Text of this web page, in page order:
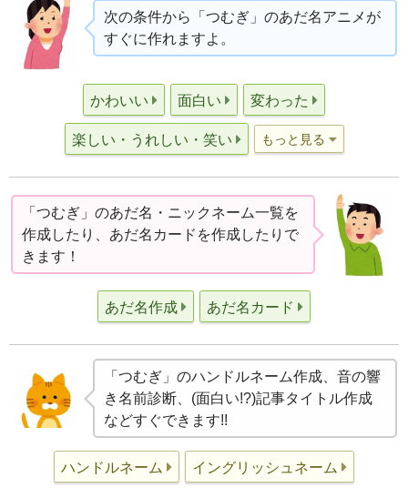
次の条件から「つむぎ」のあだ名アニメが
すぐに作れますよ。
かわいい 面白い 変わった
楽しい・うれしい・笑い もっと見る
「つむぎ」のあだ名・ニックネーム一覧を
作成したり、あだ名カードを作成したりで
きます！
あだ名作成 あだ名カード
「つむぎ」のハンドルネーム作成、音の響
き名前診断、(面白い!?)記事タイトル作成
などすぐできます!!
ハンドルネーム イングリッシュネーム